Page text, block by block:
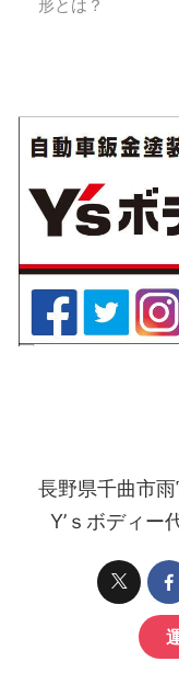
１｜高硬度クリヤーの
工程をご紹介。 【第
レポート ＃2｜除電効
エアブローガンでゴミ
の発生を抑える！
P89に掲載 僕 ...
形とは？
長野県千曲市
Y’ｓボディー